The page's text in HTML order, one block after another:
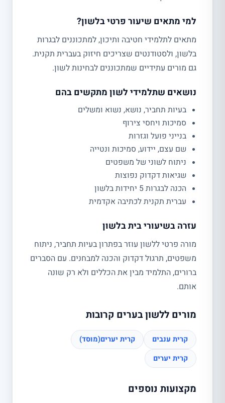
למי מתאים שיעור פרטי בלשון?
מתאים לתלמידי חטיבה ותיכון, למתכוננים לבגרות
בלשון, ולסטודנטים שצריכים חיזוק בעברית תקנית.
גם מורים עתידיים שמתכוננים לבחינות לשון.
נושאים שתלמידי לשון מתקשים בהם
בעיות תחביר, נושא, נשוא ומשלים
סמיכות ויחסי צירוף
בנייני פועל וגזרות
שם עצם, יידוע, סמיכות ונטייה
ניתוח לשוני של משפטים
שגיאות דקדוק נפוצות
הכנה לבגרות 5 יחידות בלשון
עברית תקנית לכתיבה אקדמית
עזרה בשיעורי בית בלשון
מורה פרטי ללשון עוזר בפתרון בעיות תחביר, ניתוח
משפטים, תרגול דקדוק והכנה למבחנים. עם הסברים
ברורים, התלמיד מבין את הכללים ולא רק שונה
אותם.
מורים ללשון בערים קרובות
קרית ענבים
קרית יערים(מוסד)
קרית יערים
מקצועות נוספים